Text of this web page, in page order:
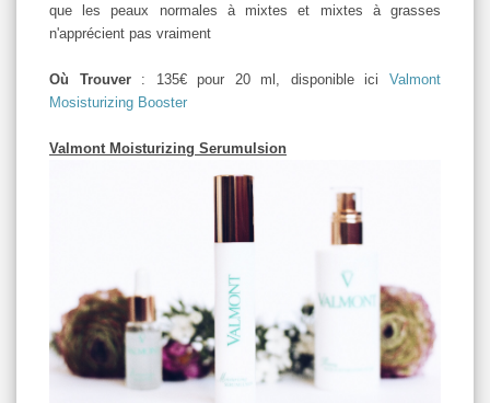
que les peaux normales à mixtes et mixtes à grasses
n'apprécient pas vraiment
Où Trouver : 135€ pour 20 ml, disponible iciValmont
Mosisturizing Booster
Valmont Moisturizing Serumulsion